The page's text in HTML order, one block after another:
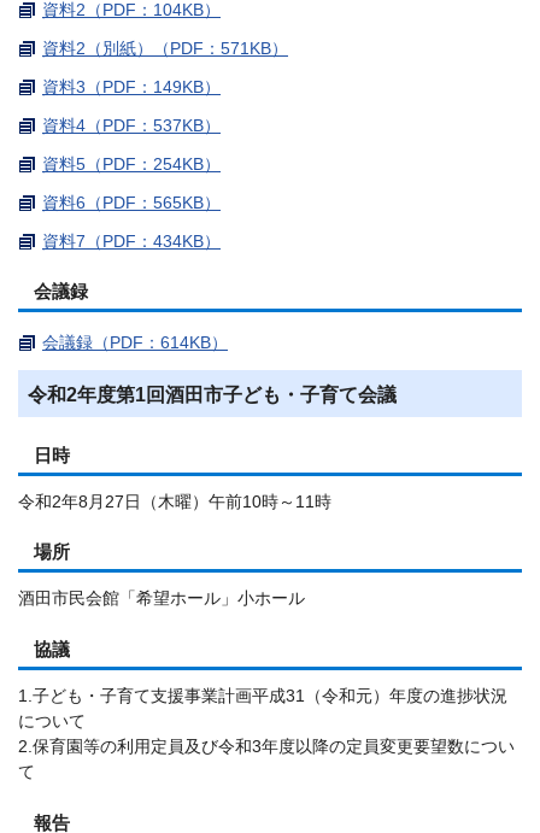
資料2（PDF：104KB）
資料2（別紙）（PDF：571KB）
資料3（PDF：149KB）
資料4（PDF：537KB）
資料5（PDF：254KB）
資料6（PDF：565KB）
資料7（PDF：434KB）
会議録
会議録（PDF：614KB）
令和2年度第1回酒田市子ども・子育て会議
日時
令和2年8月27日（木曜）午前10時～11時
場所
酒田市民会館「希望ホール」小ホール
協議
1.子ども・子育て支援事業計画平成31（令和元）年度の進捗状況
について
2.保育園等の利用定員及び令和3年度以降の定員変更要望数につい
て
報告